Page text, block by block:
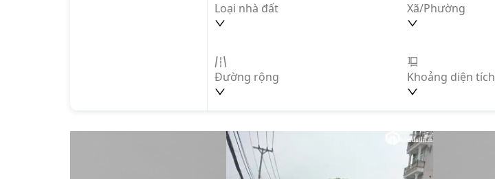
Loại nhà đất
Xã/Phường
Đường rộng Khoảng diện tích